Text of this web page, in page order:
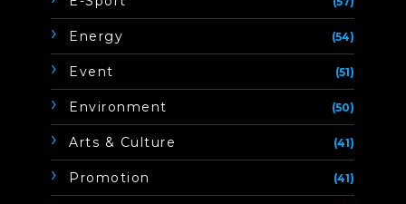
Energy (54)
Event (51)
Environment (50)
Arts & Culture (41)
Promotion (41)